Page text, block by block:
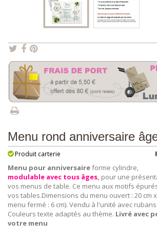
Menu rond anniversaire
Produit carterie
Menu pour anniversaireforme cylindre,
modulable avec tous âges pour une
vos menus de table. Ce menu aux motifs
vos tables.Dimensions du menu ouvert : 20 cm
menu fermé : 6 cm). Vendu à l'unité avec
Couleurs texte adaptés au thème. Livré avec
votre menu